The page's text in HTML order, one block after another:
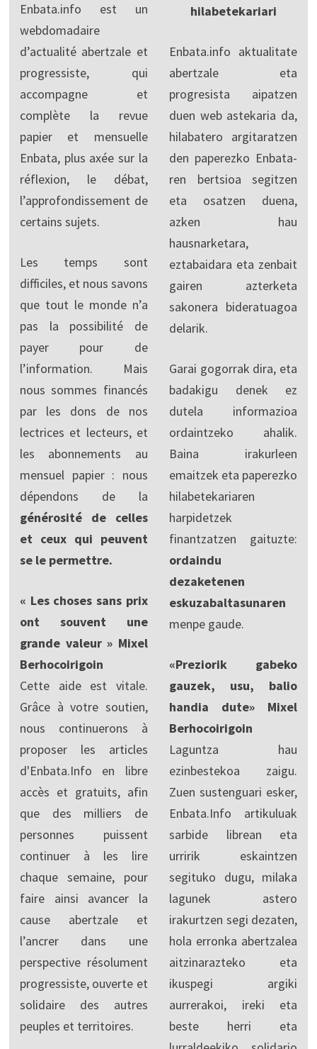
Enbata.info est un
webdomadaire
d’actualité abertzale et
progressiste, qui
accompagne et
complète la revue
papier et mensuelle
Enbata, plus axée sur la
réflexion, le débat,
l’approfondissement de
certains sujets.
Les temps sont
difficiles, et nous savons
que tout le monde n’a
pas la possibilité de
payer pour de
l’information. Mais
nous sommes financés
par les dons de nos
lectrices et lecteurs, et
les abonnements au
mensuel papier : nous
dépendons de la
générosité de celles
et ceux qui peuvent
se le permettre.
« Les choses sans prix
ont souvent une
grande valeur » Mixel
Berhocoirigoin
Cette aide est vitale.
Grâce à votre soutien,
nous continuerons à
proposer les articles
d'Enbata.Info en libre
accès et gratuits, afin
que des milliers de
personnes puissent
continuer à les lire
chaque semaine, pour
faire ainsi avancer la
cause abertzale et
l’ancrer dans une
perspective résolument
progressiste, ouverte et
solidaire des autres
peuples et territoires.
hilabetekariari
Enbata.info aktualitate
abertzale eta
progresista aipatzen
duen web astekaria da,
hilabatero argitaratzen
den paperezko Enbata-
ren bertsioa segitzen
eta osatzen duena,
azken hau
hausnarketara,
eztabaidara eta zenbait
gairen azterketa
sakonera bideratuagoa
delarik.
Garai gogorrak dira, eta
badakigu denek ez
dutela informazioa
ordaintzeko ahalik.
Baina irakurleen
emaitzek eta paperezko
hilabetekariaren
harpidetzek
finantzatzen gaituzte:
ordaindu
dezaketenen
eskuzabaltasunaren
menpe gaude.
«Preziorik gabeko
gauzek, usu, balio
handia dute» Mixel
Berhocoirigoin
Laguntza hau
ezinbestekoa zaigu.
Zuen sustenguari esker,
Enbata.Info artikuluak
sarbide librean eta
urririk eskaintzen
segituko dugu, milaka
lagunek astero
irakurtzen segi dezaten,
hola erronka abertzalea
aitzinarazteko eta
ikuspegi argiki
aurrerakoi, ireki eta
beste herri eta